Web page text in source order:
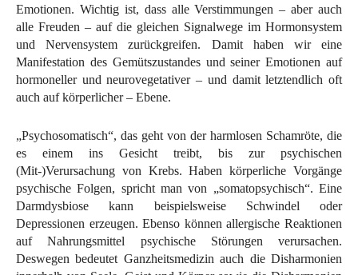
Emotionen. Wichtig ist, dass alle Verstimmungen – aber auch
alle Freuden – auf die gleichen Signalwege im Hormonsystem
und Nervensystem zurückgreifen. Damit haben wir eine
Manifestation des Gemütszustandes und seiner Emotionen auf
hormoneller und neurovegetativer – und damit letztendlich oft
auch auf körperlicher – Ebene.
„Psychosomatisch“, das geht von der harmlosen Schamröte, die
es einem ins Gesicht treibt, bis zur psychischen
(Mit-)Verursachung von Krebs. Haben körperliche Vorgänge
psychische Folgen, spricht man von „somatopsychisch“. Eine
Darmdysbiose kann beispielsweise Schwindel oder
Depressionen erzeugen. Ebenso können allergische Reaktionen
auf Nahrungsmittel psychische Störungen verursachen.
Deswegen bedeutet Ganzheitsmedizin auch die Disharmonien